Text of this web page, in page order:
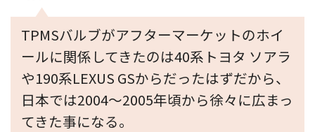
TPMSバルブがアフターマーケットのホイ
ールに関係してきたのは40系トヨタ ソアラ
や190系LEXUS GSからだったはずだから、
日本では2004～2005年頃から徐々に広まっ
てきた事になる。